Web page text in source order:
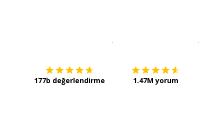
177b değerlendirme 1.47M yorum